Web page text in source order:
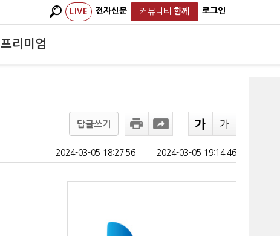
LIVE 전자신문 커뮤니티 함께 로그인
프리미엄
답글쓰기
2024-03-05 18:27:56 2024-03-05 19:14:46